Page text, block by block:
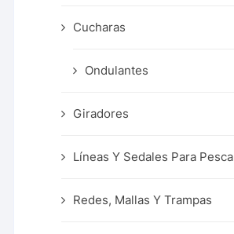
Cucharas
Ondulantes
Giradores
Líneas Y Sedales Para Pesca
Redes, Mallas Y Trampas